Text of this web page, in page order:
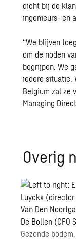
dicht bij de
ingenieurs- en
“We blijven
om de noden
begrijpen. We
iedere situatie.
Belgium zal ze
Managing
Ove­rig
Gezonde